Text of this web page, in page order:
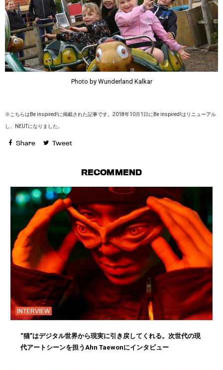
Photo by Wunderland Kalkar
※こちらはBe inspired!に掲載された記事です。2018年10月1日にBe inspired!はリニューアル
し、NEUTになりました。
Share Tweet
RECOMMEND
INTERVIEW
“猫”はデジタル世界から現実に引き戻してくれる。次世代の現
代アートシーンを担うAhn Taewonにインタビュー